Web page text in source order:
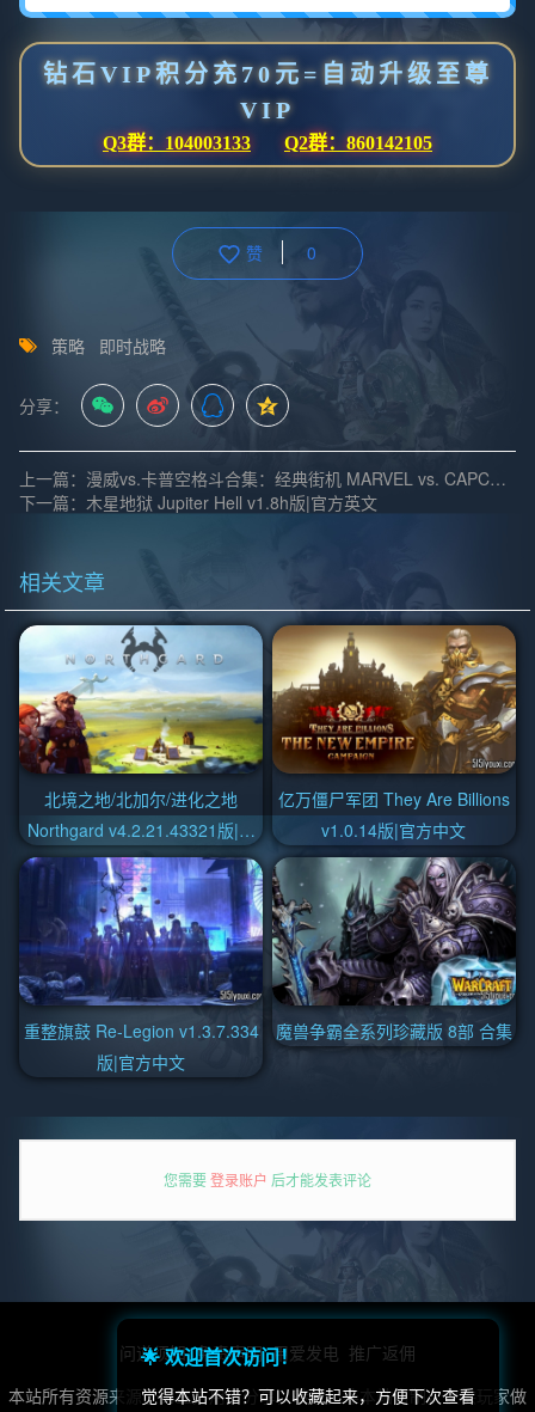
钻石VIP积分充70元=自动升级至尊
VIP
Q3群：104003133 Q2群：860142105
赞 0
策略 即时战略
分享：
上一篇：漫威vs.卡普空格斗合集：经典街机 MARVEL vs. CAPCOM Fighting Collection: Arcade Classics v1.0.0.4版|官方中文
下一篇：木星地狱 Jupiter Hell v1.8h版|官方英文
相关文章
北境之地/北加尔/进化之地
Northgard v4.2.21.43321版|集
成全DLC|官方中文
亿万僵尸军团 They Are Billions
v1.0.14版|官方中文
重整旗鼓 Re-Legion v1.3.7.334
版|官方中文
魔兽争霸全系列珍藏版 8部 合集
您需要登录账户 后才能发表评论
问道须知 免责声明 用爱发电 推广返佣
本站所有资源来源于第三方用户分享，转载，非本站自制，仅供玩家做
🌟 欢迎首次访问！
觉得本站不错？可以收藏起来，方便下次查看